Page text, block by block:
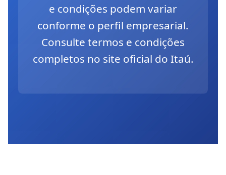
e condições podem variar
conforme o perfil empresarial.
Consulte termos e condições
completos no site oficial do Itaú.